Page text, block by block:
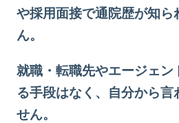
や採用面接で通院歴が知ら
ん。
就職・転職先やエージェン
る手段はなく、自分から言
せん。